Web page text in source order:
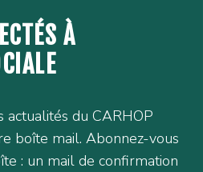
À
actualités du CARHOP
boîte mail. Abonnez-vous
: un mail de confirmation